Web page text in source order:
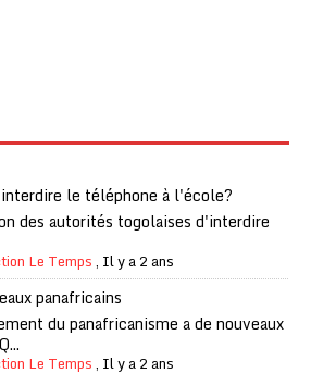
le téléphone à l'école?
des autorités togolaises d'interdire
Le Temps, Il y a 2 ans
panafricains
du panafricanisme a de nouveaux
Le Temps, Il y a 2 ans